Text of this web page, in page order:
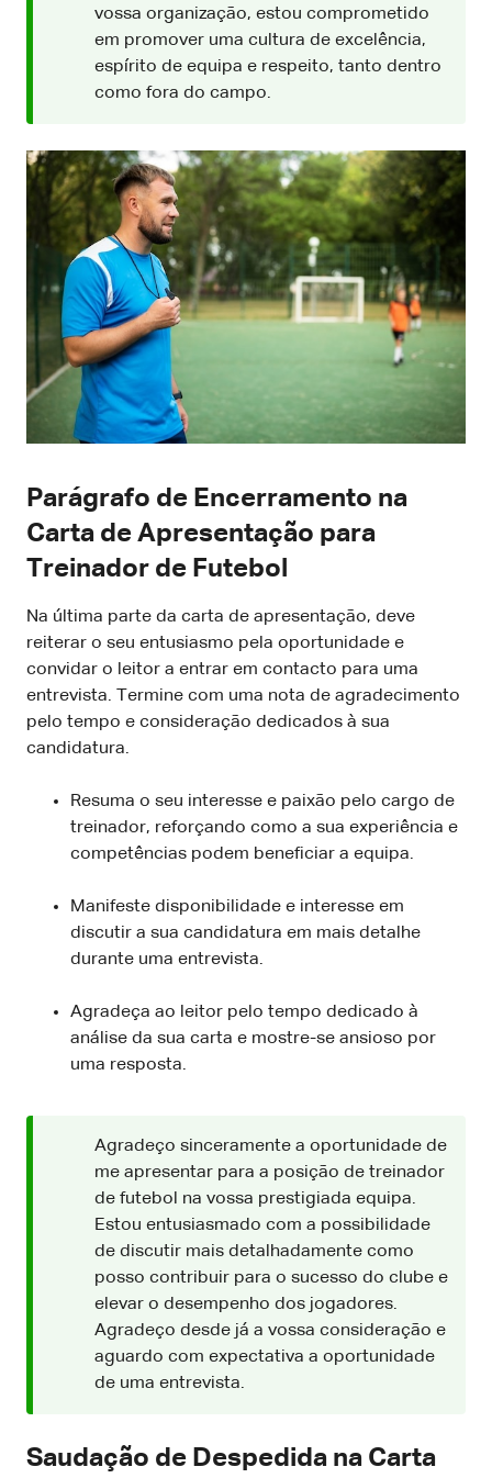
vossa organização, estou comprometido
em promover uma cultura de excelência,
espírito de equipa e respeito, tanto dentro
como fora do campo.
Parágrafo de Encerramento na
Carta de Apresentação para
Treinador de Futebol
Na última parte da carta de apresentação, deve
reiterar o seu entusiasmo pela oportunidade e
convidar o leitor a entrar em contacto para uma
entrevista. Termine com uma nota de agradecimento
pelo tempo e consideração dedicados à sua
candidatura.
Resuma o seu interesse e paixão pelo cargo de
treinador, reforçando como a sua experiência e
competências podem beneficiar a equipa.
Manifeste disponibilidade e interesse em
discutir a sua candidatura em mais detalhe
durante uma entrevista.
Agradeça ao leitor pelo tempo dedicado à
análise da sua carta e mostre-se ansioso por
uma resposta.
Agradeço sinceramente a oportunidade de
me apresentar para a posição de treinador
de futebol na vossa prestigiada equipa.
Estou entusiasmado com a possibilidade
de discutir mais detalhadamente como
posso contribuir para o sucesso do clube e
elevar o desempenho dos jogadores.
Agradeço desde já a vossa consideração e
aguardo com expectativa a oportunidade
de uma entrevista.
Saudação de Despedida na Carta